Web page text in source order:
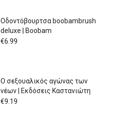
Οδοντόβουρτσα boobambrush
deluxe | Boobam
€6.99
Ο σεξουαλικός αγώνας των
νέων | Εκδόσεις Καστανιώτη
€9.19